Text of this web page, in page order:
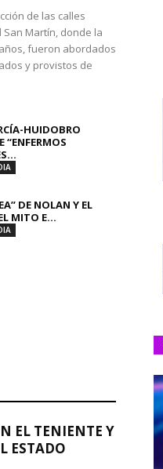
de las calles
San Martín, donde la
fueron abordados
y provistos de
HUIDOBRO
“ENFERMOS
DE NOLAN Y EL
MITO E...
EL TENIENTE Y
ESTADO